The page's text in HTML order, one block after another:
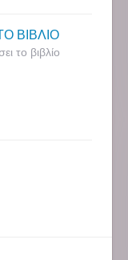
ΒΙΒΛΙΟ
το βιβλίο